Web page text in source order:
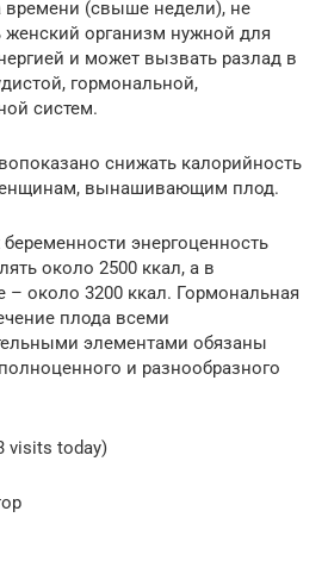
времени (свыше недели), не
женский организм нужной для
и может вызвать разлад в
гормональной,
систем.
снижать калорийность
вынашивающим плод.
энергоценность
около 2500 ккал, а в
– около 3200 ккал. Гормональная
плода всеми
элементами обязаны
и разнообразного
visits today)